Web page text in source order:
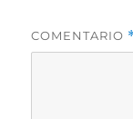
COMENTARIO